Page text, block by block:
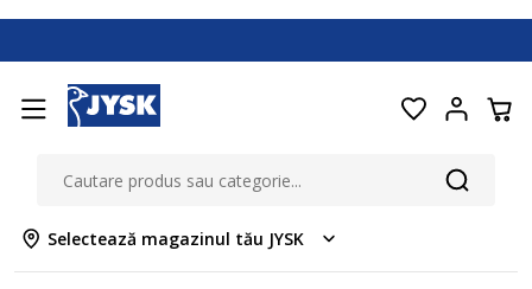
Selectează magazinul tău JYSK